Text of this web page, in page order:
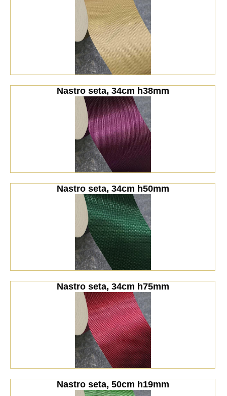
Nastro seta, 34cm h38mm
Nastro seta, 34cm h50mm
Nastro seta, 34cm h75mm
Nastro seta, 50cm h19mm